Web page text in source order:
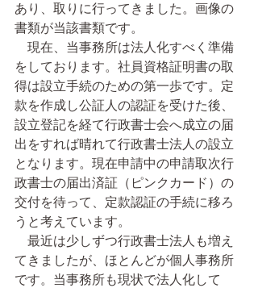
あり、取りに行ってきました。画像の
書類が当該書類です。
現在、当事務所は法人化すべく準備
をしております。社員資格証明書の取
得は設立手続のための第一歩です。定
款を作成し公証人の認証を受けた後、
設立登記を経て行政書士会へ成立の届
出をすれば晴れて行政書士法人の設立
となります。現在申請中の申請取次行
政書士の届出済証（ピンクカード）の
交付を待って、定款認証の手続に移ろ
うと考えています。
最近は少しずつ行政書士法人も増え
てきましたが、ほとんどが個人事務所
です。当事務所も現状で法人化して